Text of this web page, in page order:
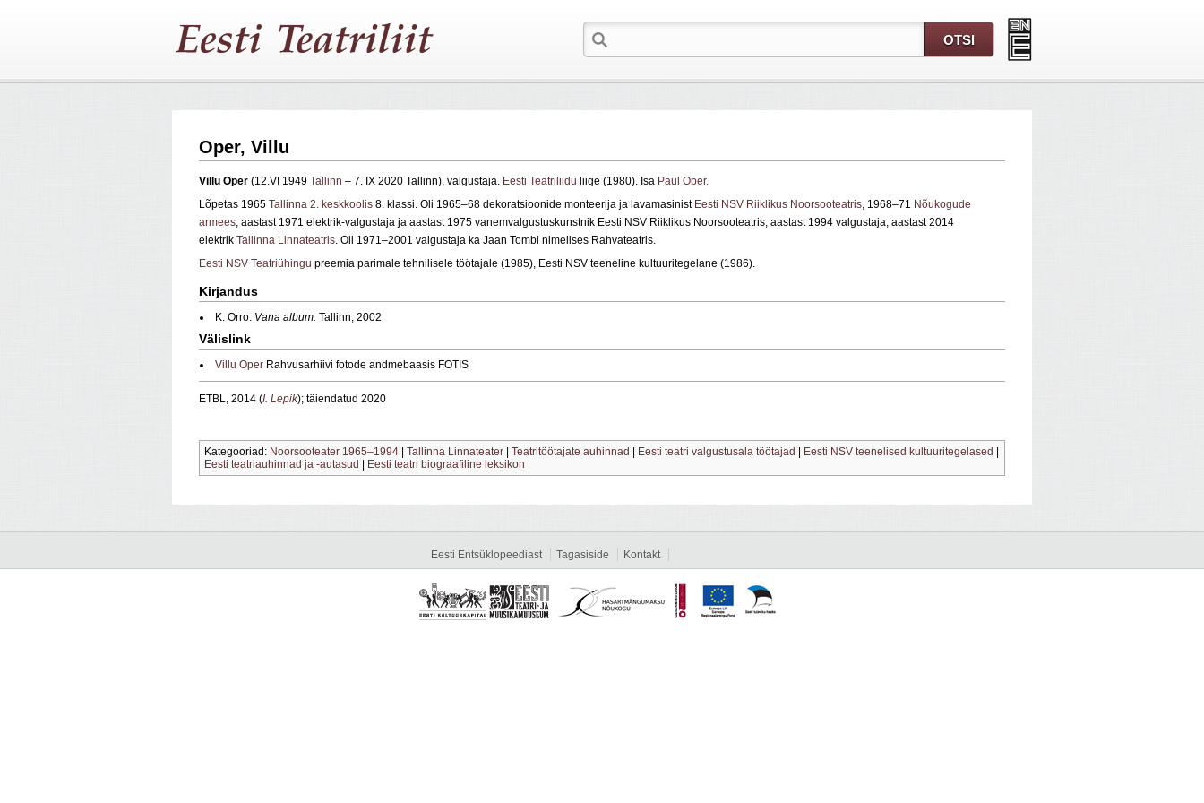
Oper, Villu
Villu Oper (12.VI 1949 Tallinn – 7. IX 2020 Tallinn), valgustaja. Eesti Teatriliidu liige (1980). Isa Paul Oper.
Lõpetas 1965 Tallinna 2. keskkoolis 8. klassi. Oli 1965–68 dekoratsioonide monteerija ja lavamasinist Eesti NSV Riiklikus Noorsooteatris, 1968–71 Nõukogude
armees, aastast 1971 elektrik-valgustaja ja aastast 1975 vanemvalgustuskunstnik Eesti NSV Riiklikus Noorsooteatris, aastast 1994 valgustaja, aastast 2014
elektrik Tallinna Linnateatris. Oli 1971–2001 valgustaja ka Jaan Tombi nimelises Rahvateatris.
Eesti NSV Teatriühingu preemia parimale tehnilisele töötajale (1985), Eesti NSV teeneline kultuuritegelane (1986).
Kirjandus
K. Orro. Vana album. Tallinn, 2002
Välislink
Villu Oper Rahvusarhiivi fotode andmebaasis FOTIS
ETBL, 2014 (I. Lepik); täiendatud 2020
Kategooriad: Noorsooteater 1965–1994 | Tallinna Linnateater | Teatritöötajate auhinnad | Eesti teatri valgustusala töötajad | Eesti NSV teenelised kultuuritegelased |
Eesti teatriauhinnad ja -autasud | Eesti teatri biograafiline leksikon
Eesti Entsüklopeediast Tagasiside Kontakt